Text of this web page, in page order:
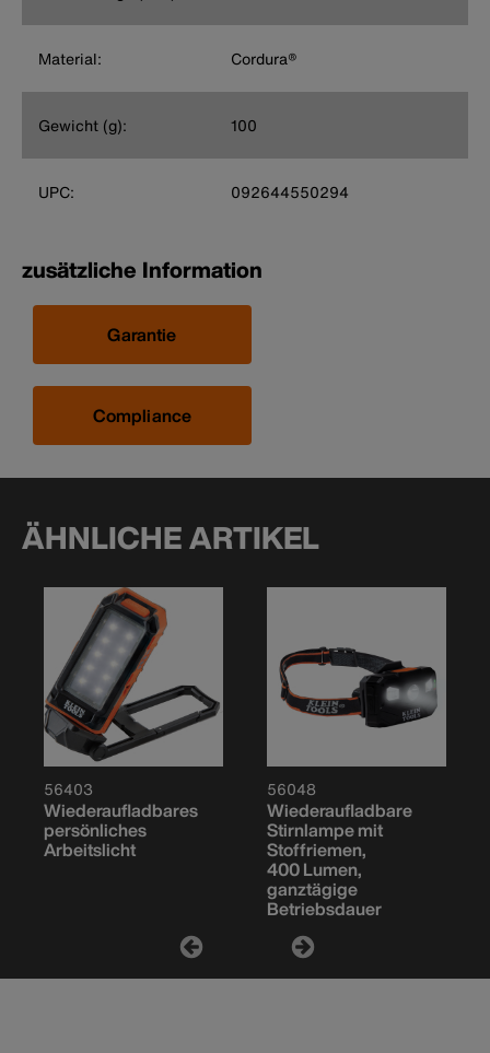
Material: Cordura®
Gewicht (g): 100
UPC: 092644550294
zusätzliche Information
Garantie
Compliance
ÄHNLICHE ARTIKEL
56403
Wiederaufladbares
persönliches
Arbeitslicht
56048
Wiederaufladbare
Stirnlampe mit
Stoffriemen,
400 Lumen,
ganztägige
Betriebsdauer